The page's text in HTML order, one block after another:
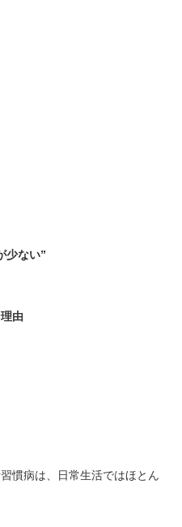
少ない”
由
慣病は、日常生活ではほとん